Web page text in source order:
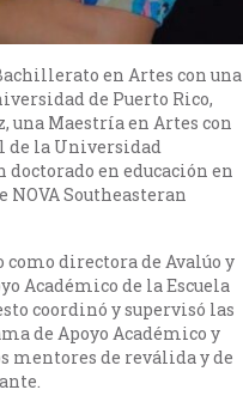
en Artes con una
de Puerto Rico,
una Maestría en Artes con
de la Universidad
en educación en
NOVA Southeasteran
como directora de Avalúo y
Académico de la Escuela
coordinó y supervisó las
de Apoyo Académico y
mentores de reválida y de